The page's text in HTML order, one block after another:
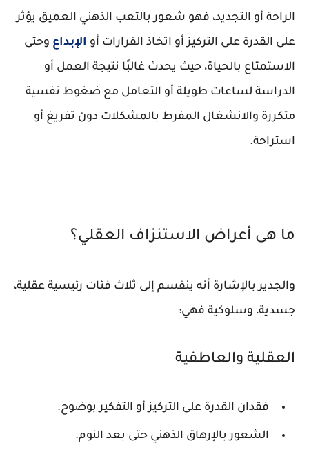
الراحة أو التجديد، فهو شعور بالتعب الذهني العميق يؤثر
على القدرة على التركيز أو اتخاذ القرارات أو الإبداع وحتى
الاستمتاع بالحياة، حيث يحدث غالبًا نتيجة العمل أو
الدراسة لساعات طويلة أو التعامل مع ضغوط نفسية
متكررة والانشغال المفرط بالمشكلات دون تفريغ أو
استراحة.
ما هى أعراض الاستنزاف العقلي؟
والجدير بالإشارة أنه ينقسم إلى ثلاث فئات رئيسية عقلية،
جسدية، وسلوكية فهي:
العقلية والعاطفية
فقدان القدرة على التركيز أو التفكير بوضوح.
الشعور بالإرهاق الذهني حتى بعد النوم.